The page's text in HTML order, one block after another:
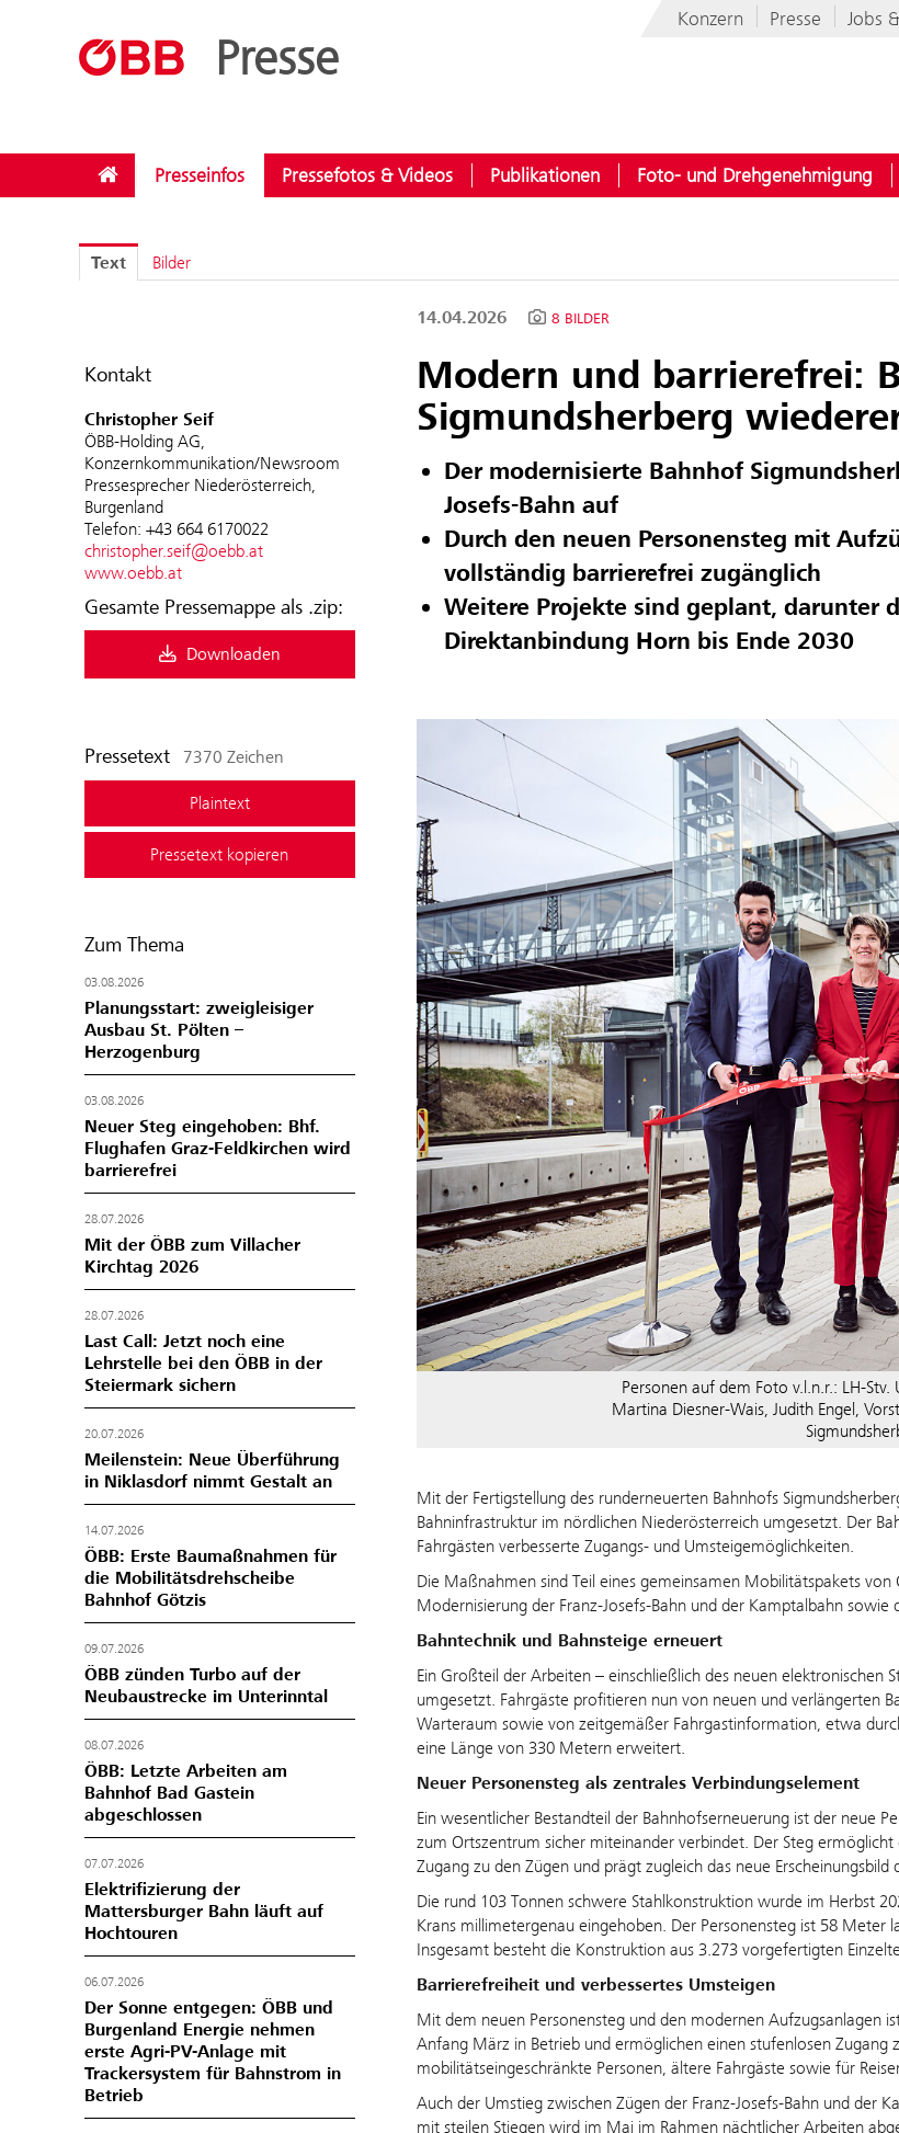
Presse
Konzern Presse Jobs
Presseinfos Pressefotos & Videos Publikationen Foto- und Drehgenehmigung
Text Bilder
Kontakt
Christopher Seif
ÖBB-Holding AG,
Konzernkommunikation/Newsroom
Pressesprecher Niederösterreich,
Burgenland
Telefon: +43 664 6170022
christopher.seif@oebb.at
www.oebb.at
Gesamte Pressemappe als .zip:
Downloaden
Pressetext 7370 Zeichen
Plaintext
Pressetext kopieren
Zum Thema
03.08.2026
Planungsstart: zweigleisiger
Ausbau St. Pölten –
Herzogenburg
03.08.2026
Neuer Steg eingehoben: Bhf.
Flughafen Graz-Feldkirchen wird
barrierefrei
28.07.2026
Mit der ÖBB zum Villacher
Kirchtag 2026
28.07.2026
Last Call: Jetzt noch eine
Lehrstelle bei den ÖBB in der
Steiermark sichern
20.07.2026
Meilenstein: Neue Überführung
in Niklasdorf nimmt Gestalt an
14.07.2026
ÖBB: Erste Baumaßnahmen für
die Mobilitätsdrehscheibe
Bahnhof Götzis
09.07.2026
ÖBB zünden Turbo auf der
Neubaustrecke im Unterinntal
08.07.2026
ÖBB: Letzte Arbeiten am
Bahnhof Bad Gastein
abgeschlossen
07.07.2026
Elektrifizierung der
Mattersburger Bahn läuft auf
Hochtouren
06.07.2026
Der Sonne entgegen: ÖBB und
Burgenland Energie nehmen
erste Agri-PV-Anlage mit
Trackersystem für Bahnstrom in
Betrieb
14.04.2026 8 BILDER
Modern und barrierefrei:
Sigmundsherberg
Der modernisierte Bahnhof
Josefs-Bahn auf
Durch den neuen Personensteg mit
vollständig barrierefrei zugänglich
Weitere Projekte sind geplant, darunter
Direktanbindung Horn bis Ende 2030
Personen auf dem Foto v.l.n.r.: LH-
Martina Diesner-Wais, Judith Engel,
Mit der Fertigstellung des runderneuerten Bahnhofs
Bahninfrastruktur im nördlichen Niederösterreich umgesetzt. Der
Fahrgästen verbesserte Zugangs- und Umsteigemöglichkeiten.
Die Maßnahmen sind Teil eines gemeinsamen Mobilitätspakets
Modernisierung der Franz-Josefs-Bahn und der Kamptalbahn
Bahntechnik und Bahnsteige erneuert
Ein Großteil der Arbeiten – einschließlich des neuen
umgesetzt. Fahrgäste profitieren nun von neuen und verlängerten
Warteraum sowie von zeitgemäßer Fahrgastinformation, etwa
eine Länge von 330 Metern erweitert.
Neuer Personensteg als zentrales Verbindungselement
Ein wesentlicher Bestandteil der Bahnhofserneuerung ist der neue
zum Ortszentrum sicher miteinander verbindet. Der Steg
Zugang zu den Zügen und prägt zugleich das neue Erscheinungsbild
Die rund 103 Tonnen schwere Stahlkonstruktion wurde im Herbst
Krans millimetergenau eingehoben. Der Personensteg ist 58
Insgesamt besteht die Konstruktion aus 3.273 vorgefertigten
Barrierefreiheit und verbessertes Umsteigen
Mit dem neuen Personensteg und den modernen Aufzugsanlagen
Anfang März in Betrieb und ermöglichen einen stufenlosen
mobilitätseingeschränkte Personen, ältere Fahrgäste sowie für
Auch der Umstieg zwischen Zügen der Franz-Josefs-Bahn und der
mit steilen Stiegen wird im Mai im Rahmen nächtlicher Arbeiten